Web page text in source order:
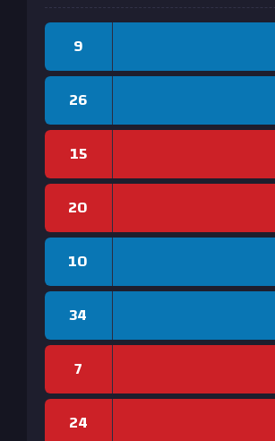
9
26
15
20
10
34
7
24